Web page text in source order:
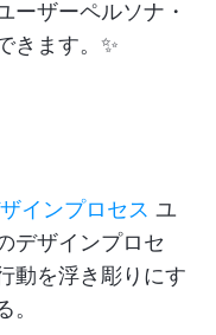
ーザーペルソナ・
きます。✨
インプロセス ユ
デザインプロセ
動を浮き彫りにす